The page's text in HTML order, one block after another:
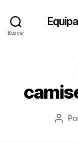
Buscar
Autor